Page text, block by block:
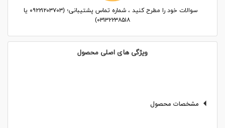
سوالات خود را مطرح کنید ، شماره تماس پشتیبانی؛ (۰۹۲۲۱۲۰۳۷۰۳ یا
۰۳۱۳۲۲۳۸۵۱۸)
ویژگی های اصلی محصول
مشخصات محصول